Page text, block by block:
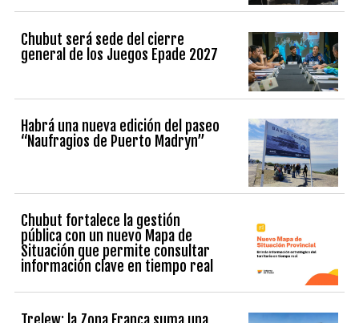
Chubut será sede del cierre
general de los Juegos Epade 2027
Habrá una nueva edición del paseo
“Naufragios de Puerto Madryn”
Chubut fortalece la gestión
pública con un nuevo Mapa de
Situación que permite consultar
información clave en tiempo real